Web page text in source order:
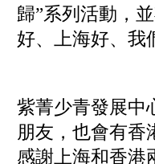
歸”系列活動，
好、上海好、我
紫菁少青發展中
朋友，也會有香
感謝上海和香港